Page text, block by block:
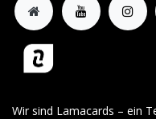
Wir sind Lamacards – ein